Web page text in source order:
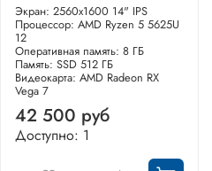
Экран: 2560x1600 14" IPS
Процессор: AMD Ryzen 5 5625U
12
Оперативная память: 8 ГБ
Память: SSD 512 ГБ
Видеокарта: AMD Radeon RX
Vega 7
42 500 руб
Доступно: 1